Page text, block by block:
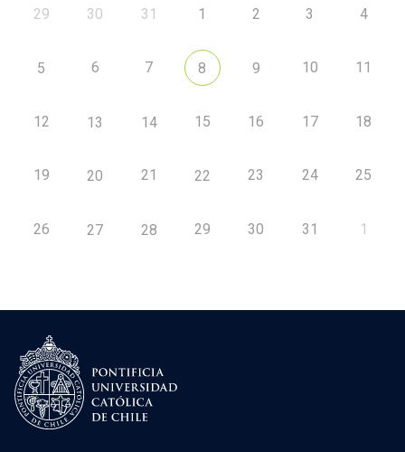
29 30 31 1 2 3 4
5 6 7 8 9 10 11
12 13 14 15 16 17 18
19 20 21 22 23 24 25
26 27 28 29 30 31 1